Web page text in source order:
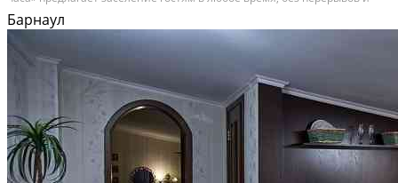
сложных графиков работы. Оформите бронирование, уведомите
администратора, когда прибудете, и...
В аренду; Площадь: 20 м²; Сдает: Собственник; Залог: Без залога
Барнаул